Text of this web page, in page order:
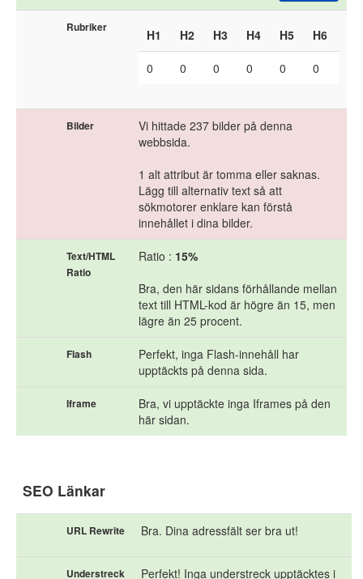
Rubriker H1 H2 H3 H4 H5 H6
0 0 0 0 0 0
Bilder
Vi hittade 237 bilder på denna
webbsida.
1 alt attribut är tomma eller saknas.
Lägg till alternativ text så att
sökmotorer enklare kan förstå
innehållet i dina bilder.
Text/HTML
Ratio
Ratio : 15%
Bra, den här sidans förhållande mellan
text till HTML-kod är högre än 15, men
lägre än 25 procent.
Flash
Perfekt, inga Flash-innehåll har
upptäckts på denna sida.
Iframe
Bra, vi upptäckte inga Iframes på den
här sidan.
SEO Länkar
URL Rewrite Bra. Dina adressfält ser bra ut!
Understreck
Perfekt! Inga understreck upptäcktes i